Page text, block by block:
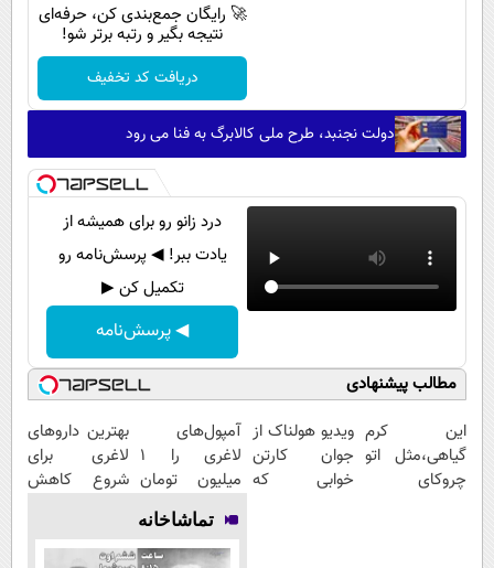
🚀 رایگان جمع‌بندی کن، حرفه‌ای
نتیجه بگیر و رتبه برتر شو!
دریافت کد تخفیف
دولت نجنبد، طرح ملی کالابرگ به فنا می رود
درد زانو رو برای همیشه از
یادت ببر! ◀ پرسش‌نامه رو
تکمیل کن ▶
◀ پرسش‌نامه
مطالب پیشنهادی
این کرم
گیاهی،مثل اتو
چروکای
ویدیو هولناک از
جوان کارتن
خوابی که
آمپول‌های
لاغری را ۱
میلیون تومان
ارزان‌تر از
همه‌جا بخر!
بهترین داروهای
لاغری برای
شروع کاهش
نزدیکت!
تماشاخانه